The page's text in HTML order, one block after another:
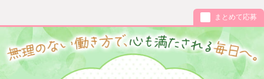
まとめて応募